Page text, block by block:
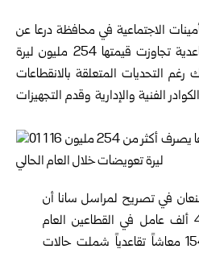
الاجتماعية في محافظة درعا عن
صرف تعويضات ومعاشات تقاعدية تجاوزت قيمتها 254 مليون ليرة
رغم التحديات المتعلقة بالانقطاعات
الفنية والإدارية وقدم التجهيزات
في تصريح لمراسل سانا أن
الفرع يخدم حالياً نحو 43 ألف عامل في القطاعين العام
والخاص، حيث أصدر 1547 معاشاً تقاعدياً شملت حالات